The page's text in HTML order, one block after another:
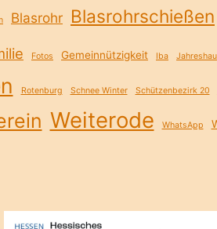
Blasrohr Blasrohrschießen
Fotos Gemeinnützigkeit Iba
Rotenburg Schnee Winter Schützenbezirk 20
Weiterode WhatsApp